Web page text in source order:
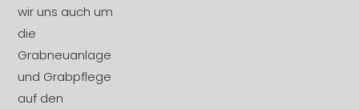
wir uns auch um
die
Grabneuanlage
und Grabpflege
auf den